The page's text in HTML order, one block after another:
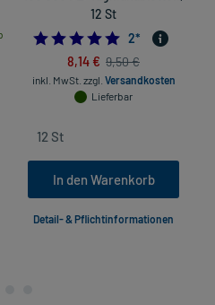
12 St
5.0
2*
8,14 € 9,50 €
inkl. MwSt. zzgl. Versandkosten
Lieferbar
In den Warenkorb
Detail- & Pflichtinformationen